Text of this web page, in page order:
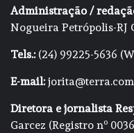
Administração /
Nogueira Petrópolis-RJ
Tels.:(24) 99225-5636
E-mail:
Diretora e jornalista
Garcez (Registro nº